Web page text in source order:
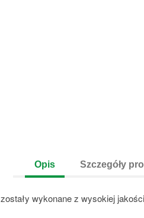
Opis Szczegóły
zostały wykonane z wysokiej